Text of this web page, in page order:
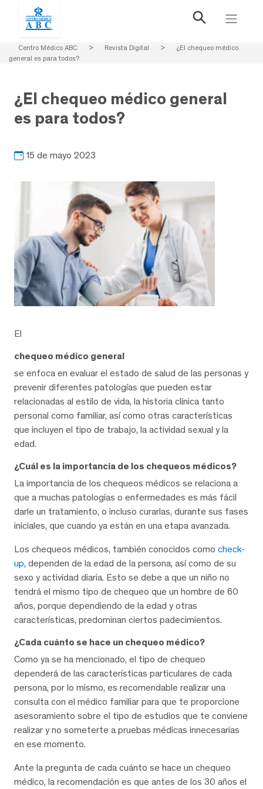
Centro Médico ABC > Revista Digital >
¿El chequeo médico
general es para todos?
¿El chequeo médico general
es para todos?
15 de mayo 2023
El
chequeo médico general
se enfoca en evaluar el estado de salud de las personas y
prevenir diferentes patologías que pueden estar
relacionadas al estilo de vida, la historia clínica tanto
personal como familiar, así como otras características
que incluyen el tipo de trabajo, la actividad sexual y la
edad.
¿Cuál es la importancia de los chequeos médicos?
La importancia de los chequeos médicos se relaciona a
que a muchas patologías o enfermedades es más fácil
darle un tratamiento, o incluso curarlas, durante sus fases
iniciales, que cuando ya están en una etapa avanzada.
Los chequeos médicos, también conocidos como check-
up, dependen de la edad de la persona, así como de su
sexo y actividad diaria. Esto se debe a que un niño no
tendrá el mismo tipo de chequeo que un hombre de 60
años, porque dependiendo de la edad y otras
características, predominan ciertos padecimientos.
¿Cada cuánto se hace un chequeo médico?
Como ya se ha mencionado, el tipo de chequeo
dependerá de las características particulares de cada
persona, por lo mismo, es recomendable realizar una
consulta con el médico familiar para que te proporcione
asesoramiento sobre el tipo de estudios que te conviene
realizar y no someterte a pruebas médicas innecesarias
en ese momento.
Ante la pregunta de cada cuánto se hace un chequeo
médico, la recomendación es que antes de los 30 años el